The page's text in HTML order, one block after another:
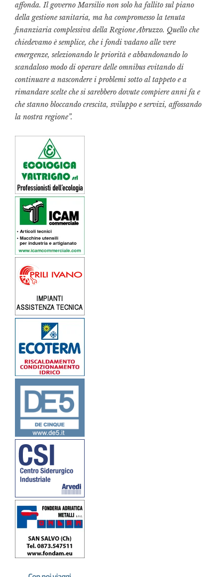
affonda. Il governo Marsilio non solo ha fallito sul piano
della gestione sanitaria, ma ha compromesso la tenuta
finanziaria complessiva della Regione Abruzzo. Quello che
chiedevamo è semplice, che i fondi vadano alle vere
emergenze, selezionando le priorità e abbandonando lo
scandaloso modo di operare delle omnibus evitando di
continuare a nascondere i problemi sotto al tappeto e a
rimandare scelte che si sarebbero dovute compiere anni fa e
che stanno bloccando crescita, sviluppo e servizi, affossando
la nostra regione”.